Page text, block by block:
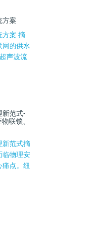
方案
方案 摘
的供水
声波流
新范式-
联锁、
新范式摘
临物理安
点。纽